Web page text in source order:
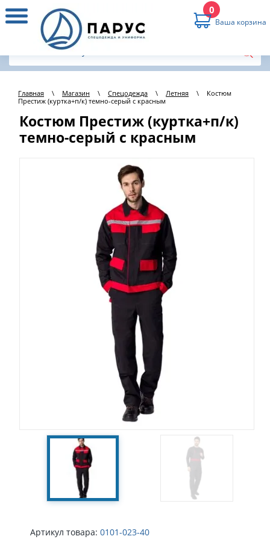
0
Ваша корзина
Главная \ Магазин \ Спецодежда \ Летняя \
Костюм
Престиж (куртка+п/к) темно-серый с красным
Костюм Престиж (куртка+п/к)
темно-серый с красным
Артикул товара: 0101-023-40